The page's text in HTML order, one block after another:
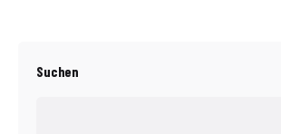
Suchen